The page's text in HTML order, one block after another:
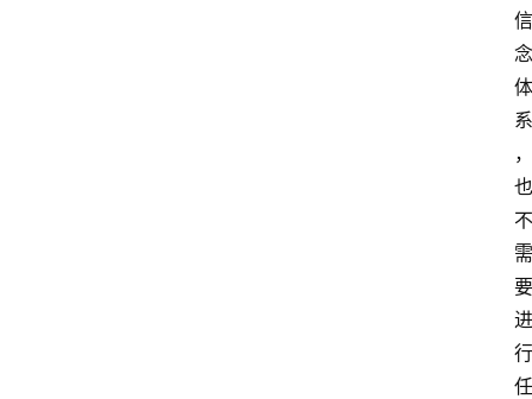
信
念
体
系
，
也
不
需
要
进
行
任